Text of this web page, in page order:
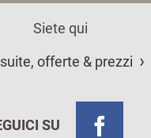
Siete qui
offerte & prezzi
SU